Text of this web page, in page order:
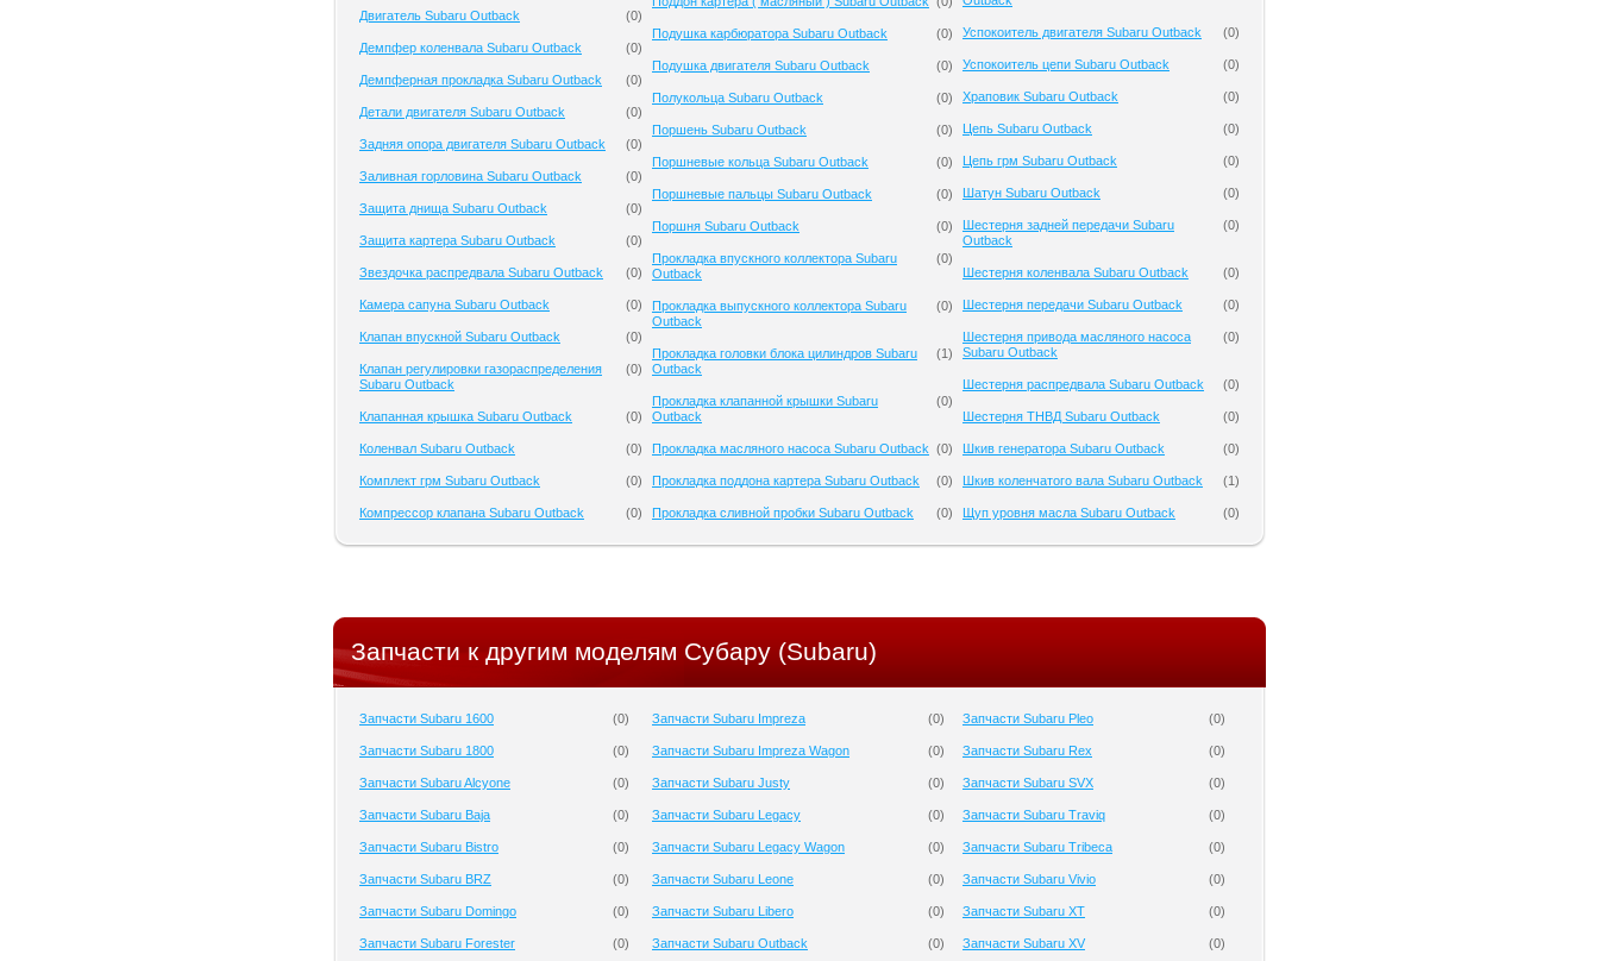
Двигатель Subaru Outback (0)
Демпфер коленвала Subaru Outback (0)
Демпферная прокладка Subaru Outback (0)
Детали двигателя Subaru Outback (0)
Задняя опора двигателя Subaru Outback (0)
Заливная горловина Subaru Outback (0)
Защита днища Subaru Outback (0)
Защита картера Subaru Outback (0)
Звездочка распредвала Subaru Outback (0)
Камера сапуна Subaru Outback (0)
Клапан впускной Subaru Outback (0)
Клапан регулировки газораспределения
Subaru Outback
(0)
Клапанная крышка Subaru Outback (0)
Коленвал Subaru Outback (0)
Комплект грм Subaru Outback (0)
Компрессор клапана Subaru Outback (0)
Подушка карбюратора Subaru Outback (0)
Подушка двигателя Subaru Outback (0)
Полукольца Subaru Outback (0)
Поршень Subaru Outback (0)
Поршневые кольца Subaru Outback (0)
Поршневые пальцы Subaru Outback (0)
Поршня Subaru Outback (0)
Прокладка впускного коллектора Subaru
Outback
(0)
Прокладка выпускного коллектора Subaru
Outback
(0)
Прокладка головки блока цилиндров Subaru
Outback
(1)
Прокладка клапанной крышки Subaru
Outback
(0)
Прокладка масляного насоса Subaru Outback (0)
Прокладка поддона картера Subaru Outback (0)
Прокладка сливной пробки Subaru Outback (0)
Успокоитель двигателя Subaru Outback (0)
Успокоитель цепи Subaru Outback (0)
Храповик Subaru Outback (0)
Цепь Subaru Outback (0)
Цепь грм Subaru Outback (0)
Шатун Subaru Outback (0)
Шестерня задней передачи Subaru
Outback
(0)
Шестерня коленвала Subaru Outback (0)
Шестерня передачи Subaru Outback (0)
Шестерня привода масляного насоса
Subaru Outback
(0)
Шестерня распредвала Subaru Outback (0)
Шестерня ТНВД Subaru Outback (0)
Шкив генератора Subaru Outback (0)
Шкив коленчатого вала Subaru Outback (1)
Щуп уровня масла Subaru Outback (0)
Запчасти к другим моделям Субару (Subaru)
Запчасти Subaru 1600 (0)
Запчасти Subaru 1800 (0)
Запчасти Subaru Alcyone (0)
Запчасти Subaru Baja (0)
Запчасти Subaru Bistro (0)
Запчасти Subaru BRZ (0)
Запчасти Subaru Domingo (0)
Запчасти Subaru Forester (0)
Запчасти Subaru Impreza (0)
Запчасти Subaru Impreza Wagon (0)
Запчасти Subaru Justy (0)
Запчасти Subaru Legacy (0)
Запчасти Subaru Legacy Wagon (0)
Запчасти Subaru Leone (0)
Запчасти Subaru Libero (0)
Запчасти Subaru Outback (0)
Запчасти Subaru Pleo (0)
Запчасти Subaru Rex (0)
Запчасти Subaru SVX (0)
Запчасти Subaru Traviq (0)
Запчасти Subaru Tribeca (0)
Запчасти Subaru Vivio (0)
Запчасти Subaru XT (0)
Запчасти Subaru XV (0)